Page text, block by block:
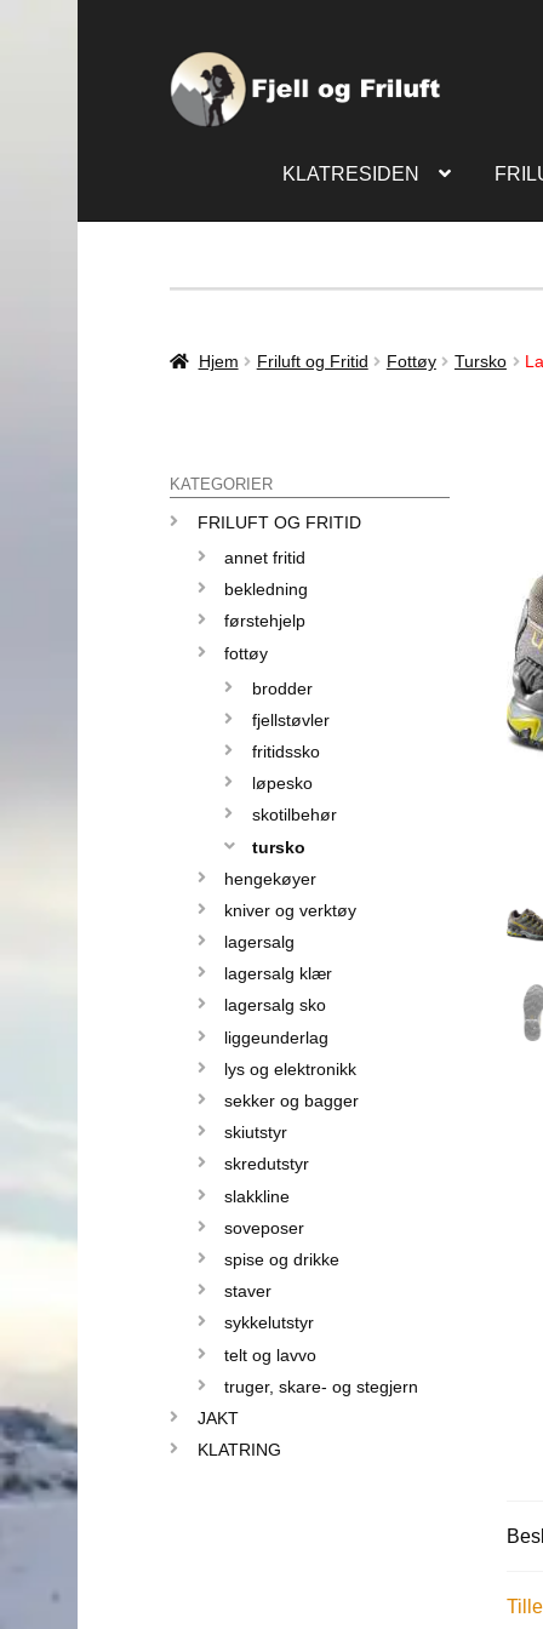
KLATRESIDEN
Hjem Friluft og Fritid Fottøy Tursko
KATEGORIER
FRILUFT OG FRITID
annet fritid
bekledning
førstehjelp
fottøy
brodder
fjellstøvler
fritidssko
løpesko
skotilbehør
tursko
hengekøyer
kniver og verktøy
lagersalg
lagersalg klær
lagersalg sko
liggeunderlag
lys og elektronikk
sekker og bagger
skiutstyr
skredutstyr
slakkline
soveposer
spise og drikke
staver
sykkelutstyr
telt og lavvo
truger, skare- og stegjern
JAKT
KLATRING